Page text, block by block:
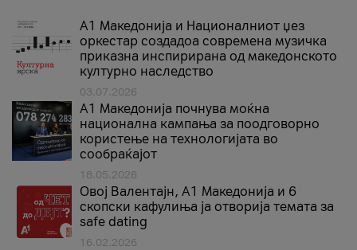
А1 Македонија и Националниот џез
оркестар создадоа современа музичка
приказна инспирирана од македонското
културно наследство
03.07.2026
A1 Македонија почнува моќна
национална кампања за поодговорно
користење на технологијата во
сообраќајот
18.05.2026
Овој Валентајн, A1 Македонија и 6
скопски кафулиња ја отворија темата за
safe dating
16.02.2026